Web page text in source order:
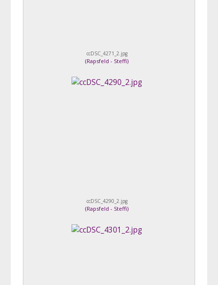
ccDSC_4271_2.jpg
(Rapsfeld - Steffi)
ccDSC_4290_2.jpg
(Rapsfeld - Steffi)